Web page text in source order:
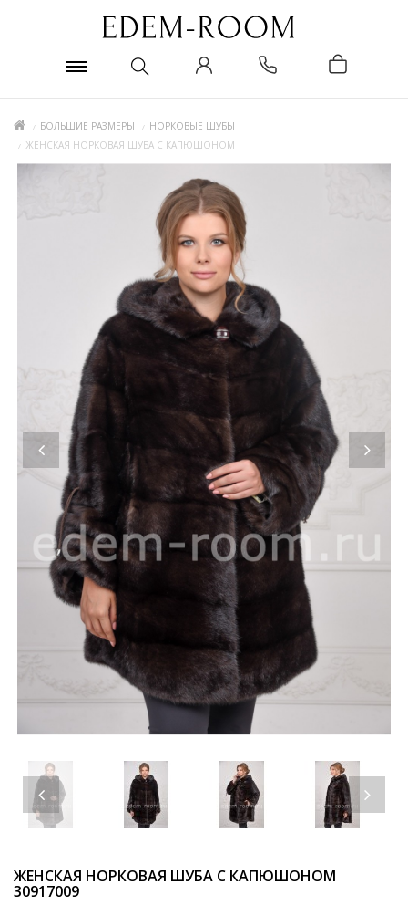
БОЛЬШИЕ РАЗМЕРЫ
НОРКОВЫЕ ШУБЫ
ЖЕНСКАЯ НОРКОВАЯ ШУБА С КАПЮШОНОМ
ЖЕНСКАЯ НОРКОВАЯ ШУБА С КАПЮШОНОМ
30917009